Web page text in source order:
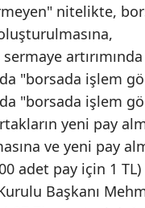
nitelikte,
sermaye
"borsada işlem
"borsada işlem
yeni pay
ve yeni pay
adet pay için 1 TL)
Başkanı